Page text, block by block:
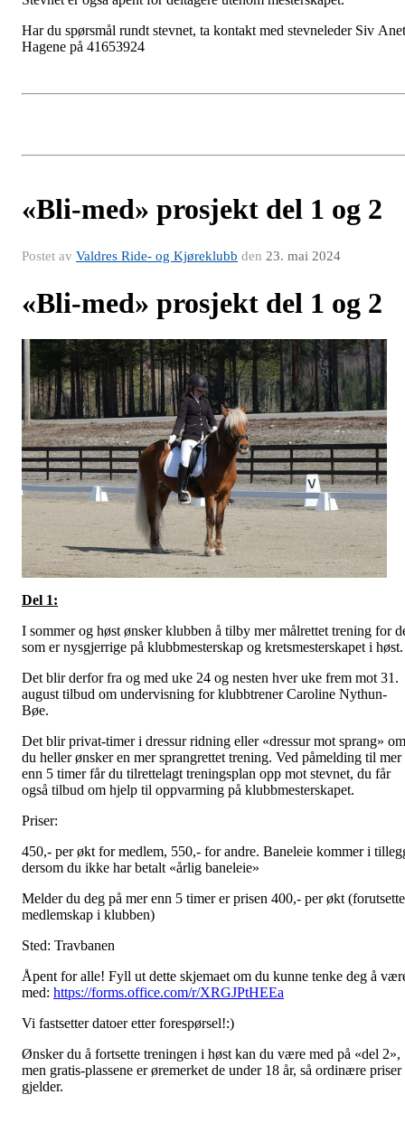
Har du spørsmål rundt stevnet, ta kontakt med stevneleder Siv
Hagene på 41653924
«Bli-med» prosjekt del 1 og 2
Postet av Valdres Ride- og Kjøreklubb den 23. mai 2024
«Bli-med» prosjekt del 1 og 2
Del 1:
I sommer og høst ønsker klubben å tilby mer målrettet trening for
som er nysgjerrige på klubbmesterskap og kretsmesterskapet i høst.
Det blir derfor fra og med uke 24 og nesten hver uke frem mot 31.
august tilbud om undervisning for klubbtrener Caroline Nythun-
Bøe.
Det blir privat-timer i dressur ridning eller «dressur mot sprang» om
du heller ønsker en mer sprangrettet trening. Ved påmelding til mer
enn 5 timer får du tilrettelagt treningsplan opp mot stevnet, du får
også tilbud om hjelp til oppvarming på klubbmesterskapet.
Priser:
450,- per økt for medlem, 550,- for andre. Baneleie kommer i
dersom du ikke har betalt «årlig baneleie»
Melder du deg på mer enn 5 timer er prisen 400,- per økt
medlemskap i klubben)
Sted: Travbanen
Åpent for alle! Fyll ut dette skjemaet om du kunne tenke deg å
med: https://forms.office.com/r/XRGJPtHEEa
Vi fastsetter datoer etter forespørsel!:)
Ønsker du å fortsette treningen i høst kan du være med på «del 2»,
men gratis-plassene er øremerket de under 18 år, så ordinære priser
gjelder.